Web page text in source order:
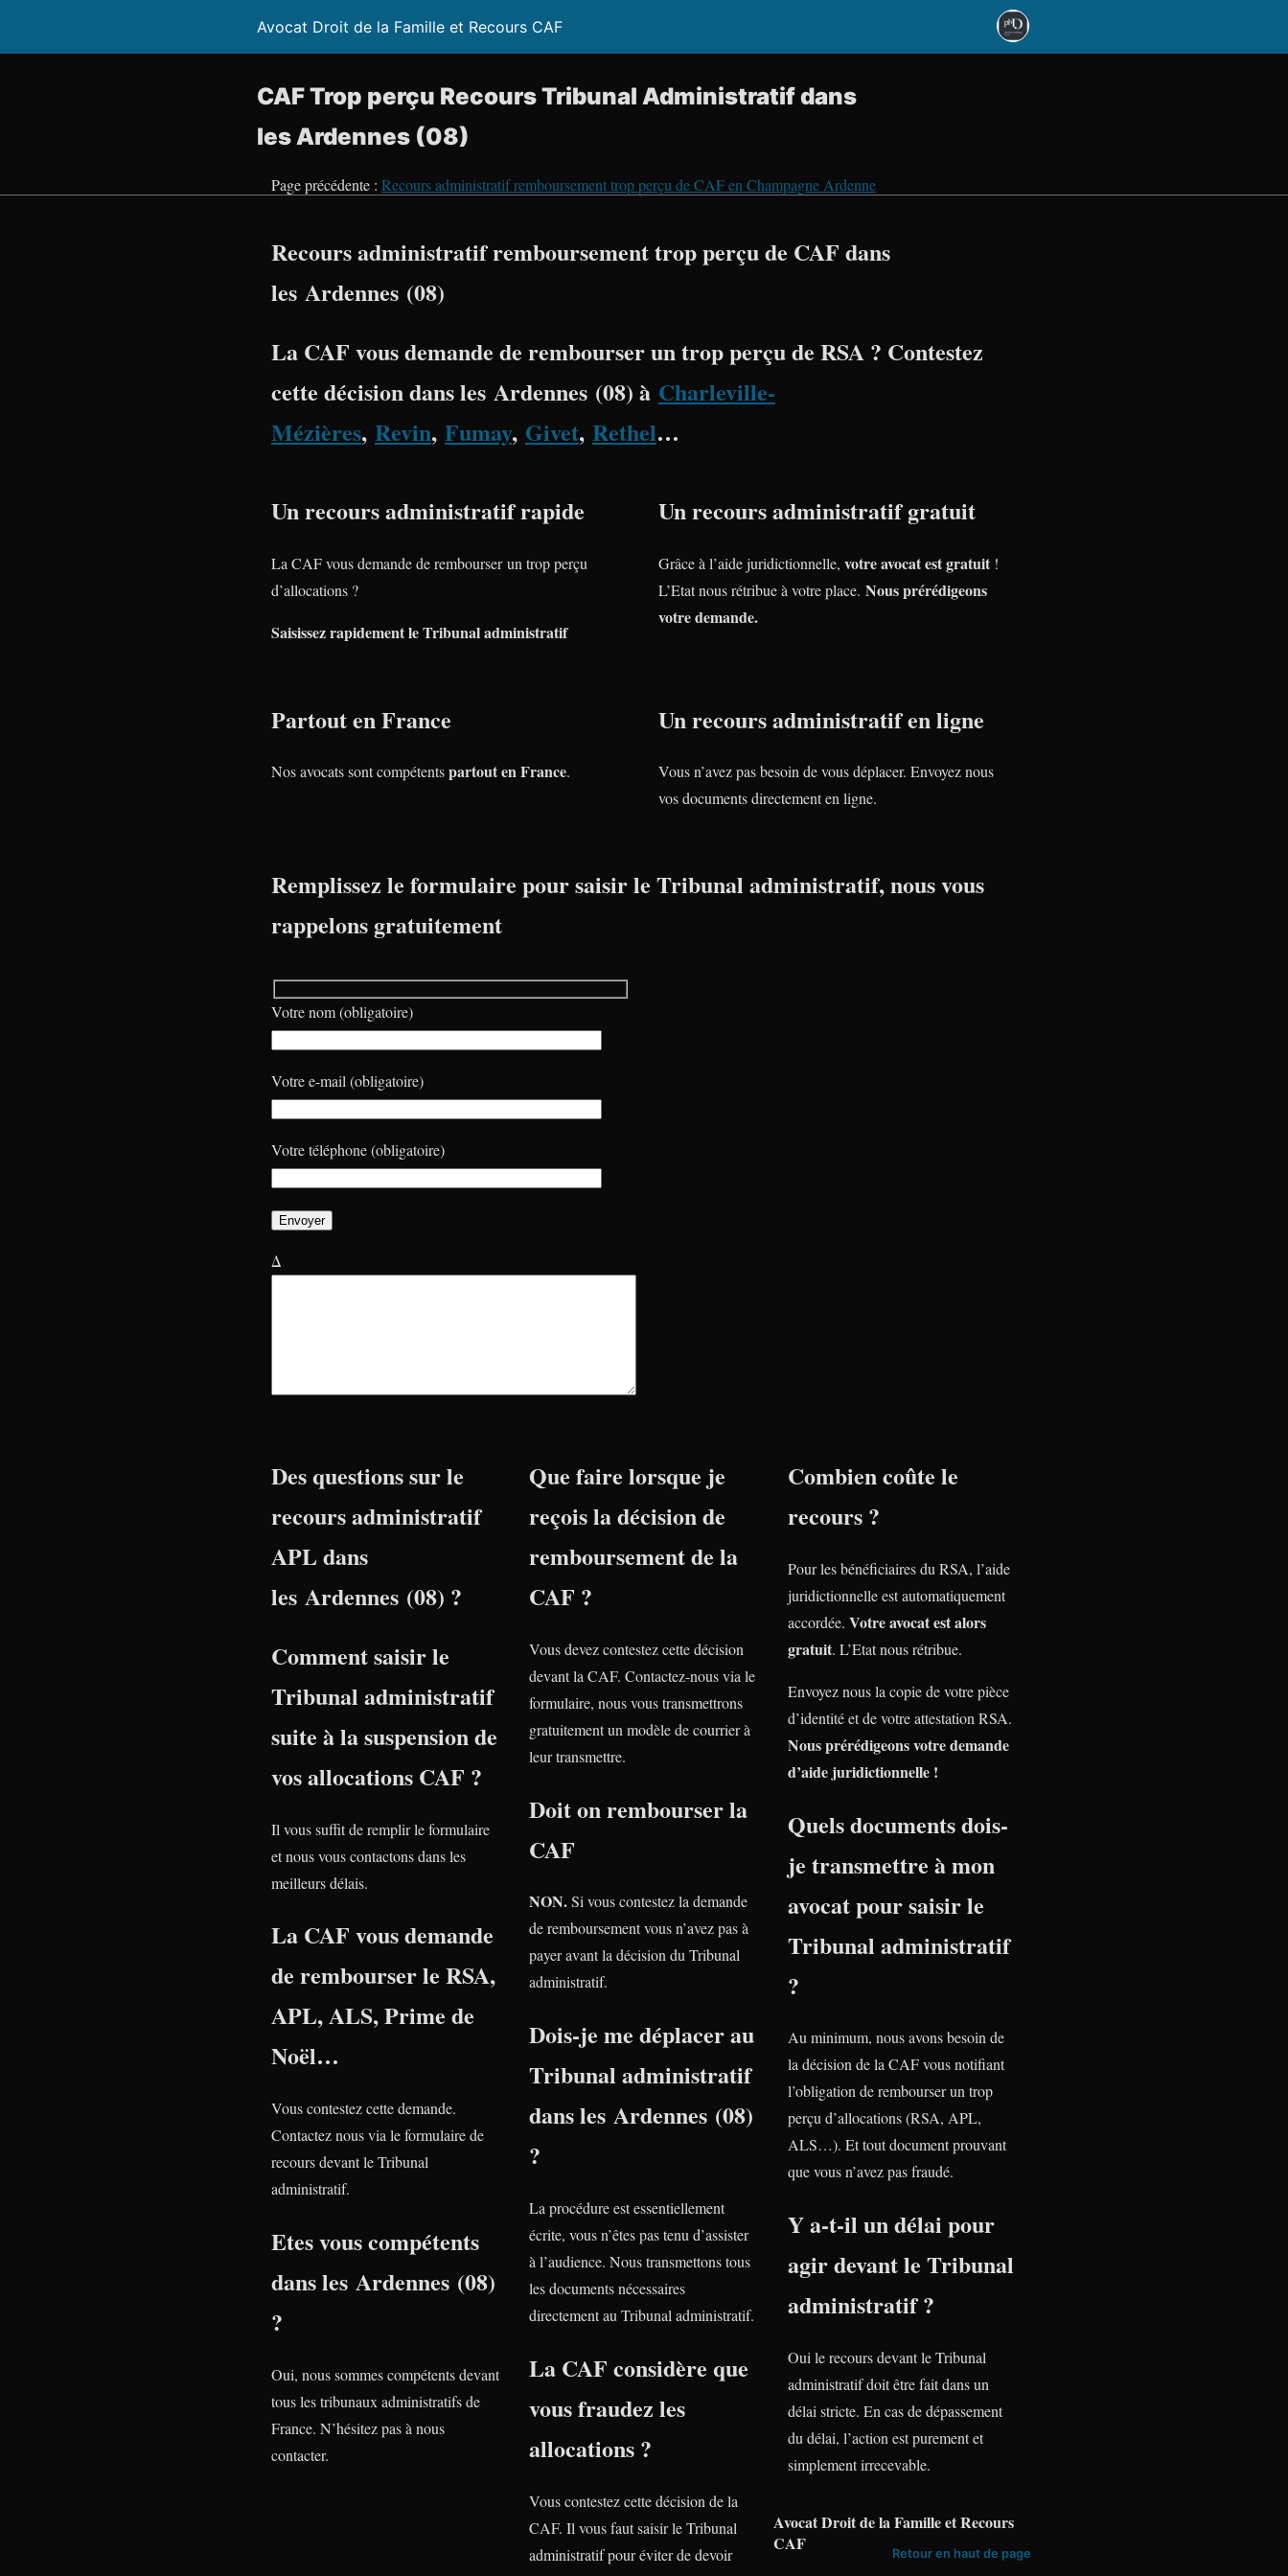
Avocat Droit de la Famille et Recours CAF
CAF Trop perçu Recours Tribunal Administratif dans
les Ardennes (08)
Page précédente : Recours administratif remboursement trop perçu de CAF en Champagne Ardenne
Recours administratif remboursement trop perçu de CAF dans
les Ardennes (08)
La CAF vous demande de rembourser un trop perçu de RSA ? Contestez
cette décision dans les Ardennes (08) à Charleville-
Mézières, Revin, Fumay, Givet, Rethel…
Un recours administratif rapide
La CAF vous demande de rembourser un trop perçu
d’allocations ?
Saisissez rapidement le Tribunal administratif
Un recours administratif gratuit
Grâce à l’aide juridictionnelle, votre avocat est gratuit !
L’Etat nous rétribue à votre place. Nous prérédigeons
votre demande.
Partout en France
Nos avocats sont compétentspartout en France.
Un recours administratif en ligne
Vous n’avez pas besoin de vous déplacer. Envoyez nous
vos documents directement en ligne.
Remplissez le formulaire pour saisir le Tribunal administratif, nous vous
rappelons gratuitement
Votre nom (obligatoire)
Votre e-mail (obligatoire)
Votre téléphone (obligatoire)
Δ
Des questions sur le
recours administratif
APL dans
les Ardennes (08) ?
Comment saisir le
Tribunal administratif
suite à la suspension de
vos allocations CAF ?
Il vous suffit de remplir le formulaire
et nous vous contactons dans les
meilleurs délais.
La CAF vous demande
de rembourser le RSA,
APL, ALS, Prime de
Noël…
Vous contestez cette demande.
Contactez nous via le formulaire de
recours devant le Tribunal
administratif.
Etes vous compétents
dans les Ardennes (08)
?
Oui, nous sommes compétents devant
tous les tribunaux administratifs de
France. N’hésitez pas à nous
contacter.
Que faire lorsque je
reçois la décision de
remboursement de la
CAF ?
Vous devez contestez cette décision
devant la CAF. Contactez-nous via le
formulaire, nous vous transmettrons
gratuitement un modèle de courrier à
leur transmettre.
Doit on rembourser la
CAF
NON.Si vous contestez la demande
de remboursement vous n’avez pas à
payer avant la décision du Tribunal
administratif.
Dois-je me déplacer au
Tribunal administratif
dans les Ardennes (08)
?
La procédure est essentiellement
écrite, vous n’êtes pas tenu d’assister
à l’audience. Nous transmettons tous
les documents nécessaires
directement au Tribunal administratif.
La CAF considère que
vous fraudez les
allocations ?
Vous contestez cette décision de la
CAF. Il vous faut saisir le Tribunal
administratif pour éviter de devoir
Combien coûte le
recours ?
Pour les bénéficiaires du RSA, l’aide
juridictionnelle est automatiquement
accordée. Votre avocat est alors
gratuit. L’Etat nous rétribue.
Envoyez nous la copie de votre pièce
d’identité et de votre attestation RSA.
Nous prérédigeons votre demande
d’aide juridictionnelle !
Quels documents dois-
je transmettre à mon
avocat pour saisir le
Tribunal administratif
?
Au minimum, nous avons besoin de
la décision de la CAF vous notifiant
l’obligation de rembourser un trop
perçu d’allocations (RSA, APL,
ALS…). Et tout document prouvant
que vous n’avez pas fraudé.
Y a-t-il un délai pour
agir devant le Tribunal
administratif ?
Oui le recours devant le Tribunal
administratif doit être fait dans un
délai stricte. En cas de dépassement
du délai, l’action est purement et
simplement irrecevable.
Avocat Droit de la Famille et Recours
CAF
Retour en haut de page